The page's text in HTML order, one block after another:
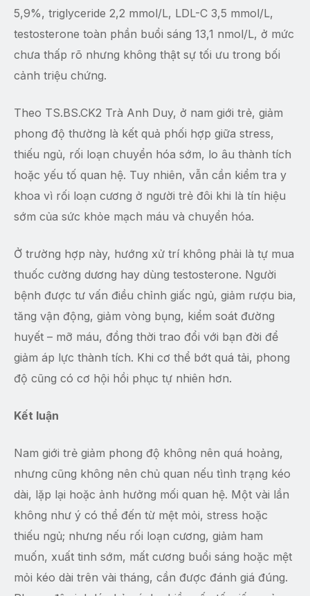
5,9%, triglyceride 2,2 mmol/L, LDL-C 3,5 mmol/L,
testosterone toàn phần buổi sáng 13,1 nmol/L, ở mức
chưa thấp rõ nhưng không thật sự tối ưu trong bối
cảnh triệu chứng.
Theo TS.BS.CK2 Trà Anh Duy, ở nam giới trẻ, giảm
phong độ thường là kết quả phối hợp giữa stress,
thiếu ngủ, rối loạn chuyển hóa sớm, lo âu thành tích
hoặc yếu tố quan hệ. Tuy nhiên, vẫn cần kiểm tra y
khoa vì rối loạn cương ở người trẻ đôi khi là tín hiệu
sớm của sức khỏe mạch máu và chuyển hóa.
Ở trường hợp này, hướng xử trí không phải là tự mua
thuốc cường dương hay dùng testosterone. Người
bệnh được tư vấn điều chỉnh giấc ngủ, giảm rượu bia,
tăng vận động, giảm vòng bụng, kiểm soát đường
huyết – mỡ máu, đồng thời trao đổi với bạn đời để
giảm áp lực thành tích. Khi cơ thể bớt quá tải, phong
độ cũng có cơ hội hồi phục tự nhiên hơn.
Kết luận
Nam giới trẻ giảm phong độ không nên quá hoảng,
nhưng cũng không nên chủ quan nếu tình trạng kéo
dài, lặp lại hoặc ảnh hưởng mối quan hệ. Một vài lần
không như ý có thể đến từ mệt mỏi, stress hoặc
thiếu ngủ; nhưng nếu rối loạn cương, giảm ham
muốn, xuất tinh sớm, mất cương buổi sáng hoặc mệt
mỏi kéo dài trên vài tháng, cần được đánh giá đúng.